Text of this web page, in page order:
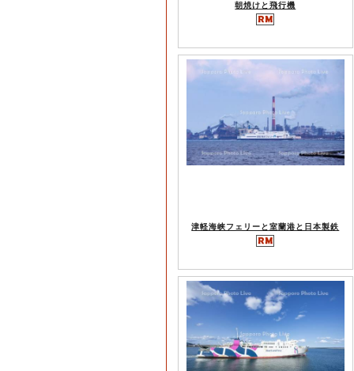
朝焼けと飛行機
津軽海峡フェリーと室蘭港と日本製鉄